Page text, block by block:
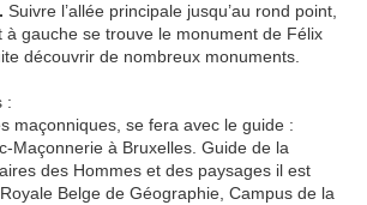
Suivre l’allée principale jusqu’au rond point,
à gauche se trouve le monument de Félix
découvrir de nombreux monuments.
:
maçonniques, se fera avec le guide :
Maçonnerie à Bruxelles. Guide de la
des Hommes et des paysages il est
Belge de Géographie, Campus de la